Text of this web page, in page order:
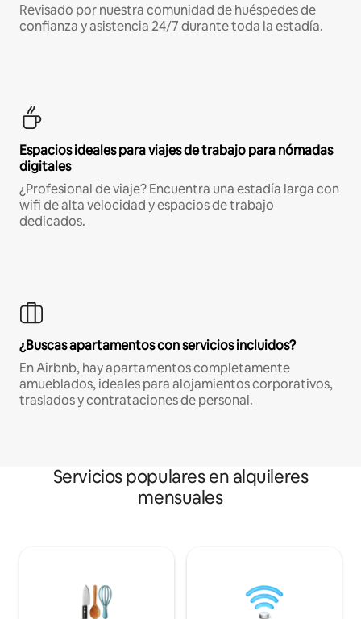
Revisado por nuestra comunidad de huéspedes de
confianza y asistencia 24/7 durante toda la estadía.
Espacios ideales para viajes de trabajo para nómadas
digitales
¿Profesional de viaje? Encuentra una estadía larga con
wifi de alta velocidad y espacios de trabajo
dedicados.
¿Buscas apartamentos con servicios incluidos?
En Airbnb, hay apartamentos completamente
amueblados, ideales para alojamientos corporativos,
traslados y contrataciones de personal.
Servicios populares en alquileres
mensuales